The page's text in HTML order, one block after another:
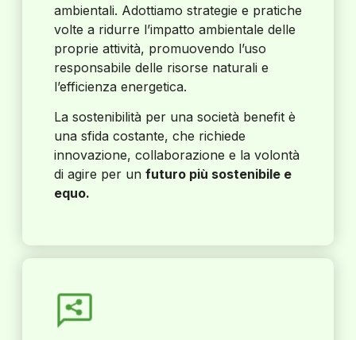
ambientali. Adottiamo strategie e pratiche
volte a ridurre l’impatto ambientale delle
proprie attività, promuovendo l’uso
responsabile delle risorse naturali e
l’efficienza energetica.
La sostenibilità per una società benefit è
una sfida costante, che richiede
innovazione, collaborazione e la volontà
di agire per un futuro più sostenibile e
equo.